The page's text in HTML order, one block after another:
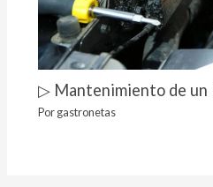
▷ Mantenimiento de un
Porgastronetas